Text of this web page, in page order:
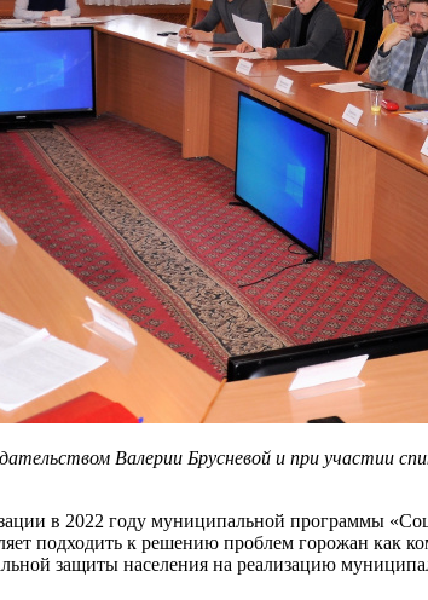
Валерии Брусневой и при участии
в 2022 году муниципальной программы
подходить к решению проблем горожан как
защиты населения на реализацию